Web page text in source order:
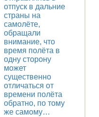
отпуск в дальние
страны на
самолёте,
обращали
внимание, что
время полёта в
одну сторону
может
существенно
отличаться от
времени полёта
обратно, по тому
же самому…